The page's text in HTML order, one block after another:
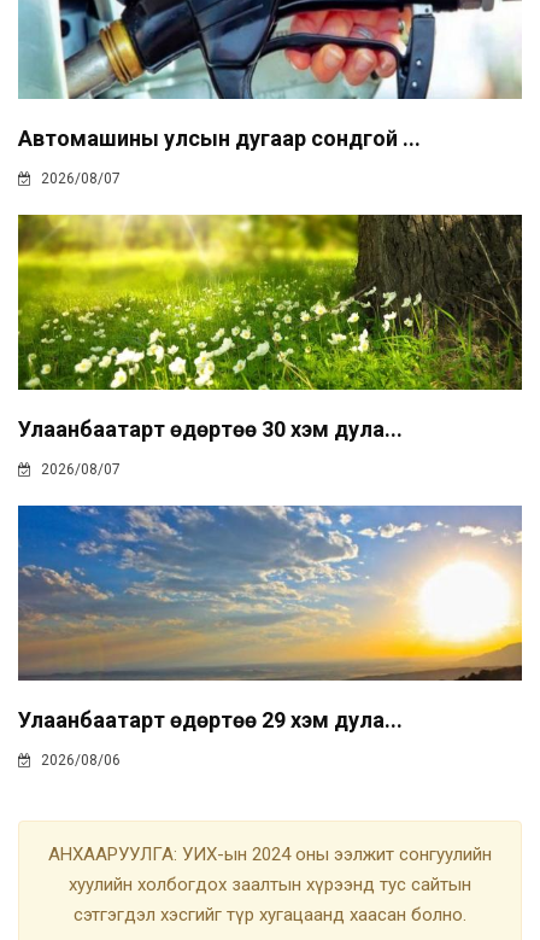
Автомашины улсын дугаар сондгой ...
2026/08/07
Улаанбаатарт өдөртөө 30 хэм дула...
2026/08/07
Улаанбаатарт өдөртөө 29 хэм дула...
2026/08/06
АНХААРУУЛГА: УИХ-ын 2024 оны ээлжит сонгуулийн
хуулийн холбогдох заалтын хүрээнд тус сайтын
сэтгэгдэл хэсгийг түр хугацаанд хаасан болно.